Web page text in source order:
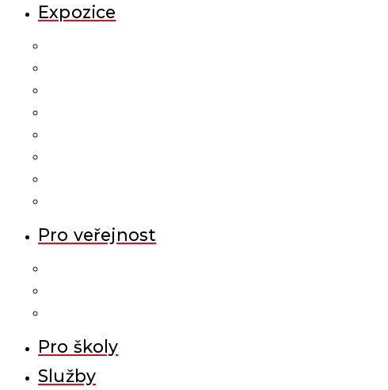
Expozice
Pro veřejnost
Pro školy
Služby